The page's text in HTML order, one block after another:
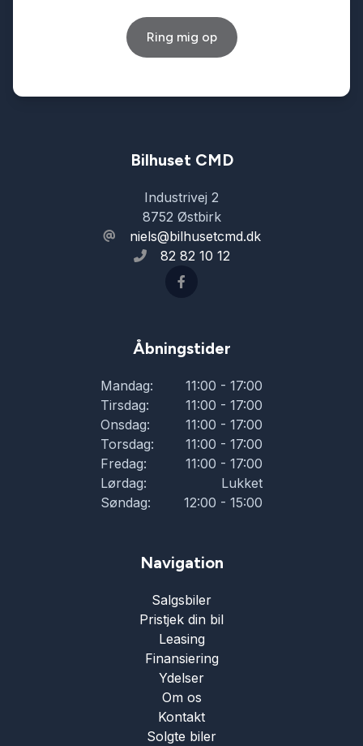
Træthedsregistrering
Ring mig op
Bilhuset CMD
Industrivej 2
8752 Østbirk
niels@bilhusetcmd.dk
82 82 10 12
Åbningstider
Mandag:
11:00 - 17:00
Tirsdag:
11:00 - 17:00
Onsdag:
11:00 - 17:00
Torsdag:
11:00 - 17:00
Fredag:
11:00 - 17:00
Lørdag:
Lukket
Søndag:
12:00 - 15:00
Navigation
Salgsbiler
Pristjek din bil
Leasing
Finansiering
Ydelser
Om os
Kontakt
Solgte biler